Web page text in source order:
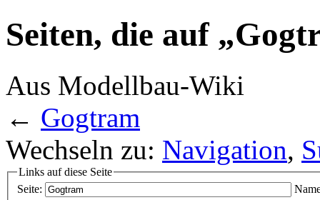
Seiten, die auf
Aus Modellbau-Wiki
← Gogtram
Wechseln zu: Navigation,
Links auf diese Seite
Seite: